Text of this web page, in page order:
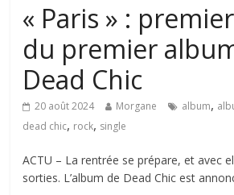
« Paris » :
du premier
Dead Chic
20 août 2024 Morgane album,
dead chic, rock, single
ACTU – La rentrée se prépare, et avec
sorties. L’album de Dead Chic est